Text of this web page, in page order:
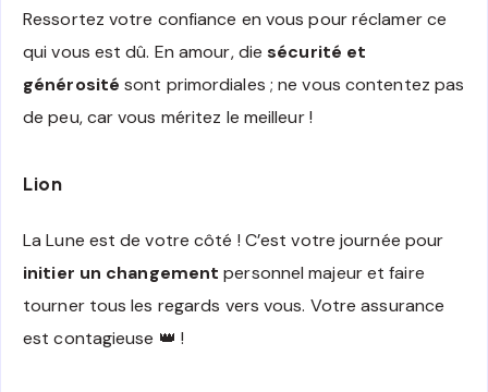
Ressortez votre confiance en vous pour réclamer ce
qui vous est dû. En amour, diesécurité et
générosité sont primordiales ; ne vous contentez pas
de peu, car vous méritez le meilleur !
Lion
La Lune est de votre côté ! C’est votre journée pour
initier un changement personnel majeur et faire
tourner tous les regards vers vous. Votre assurance
est contagieuse 👑 !